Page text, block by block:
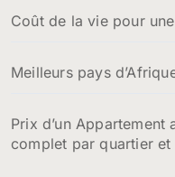
Coût de la vie pour
Meilleurs pays
Prix d’un
complet par quartier et